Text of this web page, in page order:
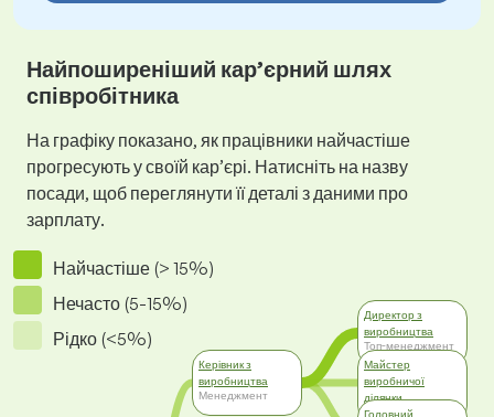
Найпоширеніший кар’єрний шлях
співробітника
На графіку показано, як працівники найчастіше
прогресують у своїй кар’єрі. Натисніть на назву
посади, щоб переглянути її деталі з даними про
зарплату.
Найчастіше (> 15%)
Нечасто (5-15%)
Рідко (<5%)
Керівник з
виробництва
Менеджмент
Директор з
виробництва
Топ-менеджмент
Майстер
виробничої
ділянки
Менеджмент
Головний